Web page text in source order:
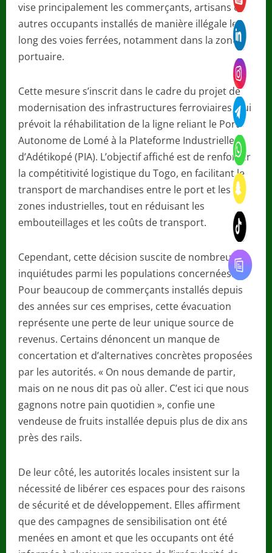
vise principalement les commerçants, artisans et
autres occupants installés de manière illégale le
long des voies ferrées, notamment dans la zone
portuaire.
Cette mesure s’inscrit dans le cadre du projet de
modernisation des infrastructures ferroviaires, qui
prévoit la réhabilitation de la ligne reliant le Port
Autonome de Lomé à la Plateforme Industrielle
d’Adétikopé (PIA). L’objectif affiché est de renforcer
la compétitivité logistique du Togo, en facilitant le
transport de marchandises entre le port et les
zones industrielles, tout en réduisant les
embouteillages et les coûts de transport.
Cependant, cette décision suscite de nombreuses
inquiétudes parmi les populations concernées.
Pour beaucoup de commerçants installés depuis
des années sur ces emprises, cette évacuation
représente une perte de leur unique source de
revenus. Certains dénoncent un manque de
concertation et d’alternatives concrètes proposées
par les autorités. « On nous demande de partir,
mais on ne nous dit pas où aller. C’est ici que nous
gagnons notre pain quotidien », confie une
vendeuse de fruits installée depuis plus de dix ans
près des rails.
De leur côté, les autorités locales insistent sur la
nécessité de libérer ces espaces pour des raisons
de sécurité et de développement. Elles affirment
que des campagnes de sensibilisation ont été
menées en amont et que les occupants ont été